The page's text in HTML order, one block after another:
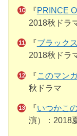
『PRINCE
2018秋ドラ
『ブラック
2018秋ドラ
『このマン
秋ドラマ
『いつかこ
演）：2018